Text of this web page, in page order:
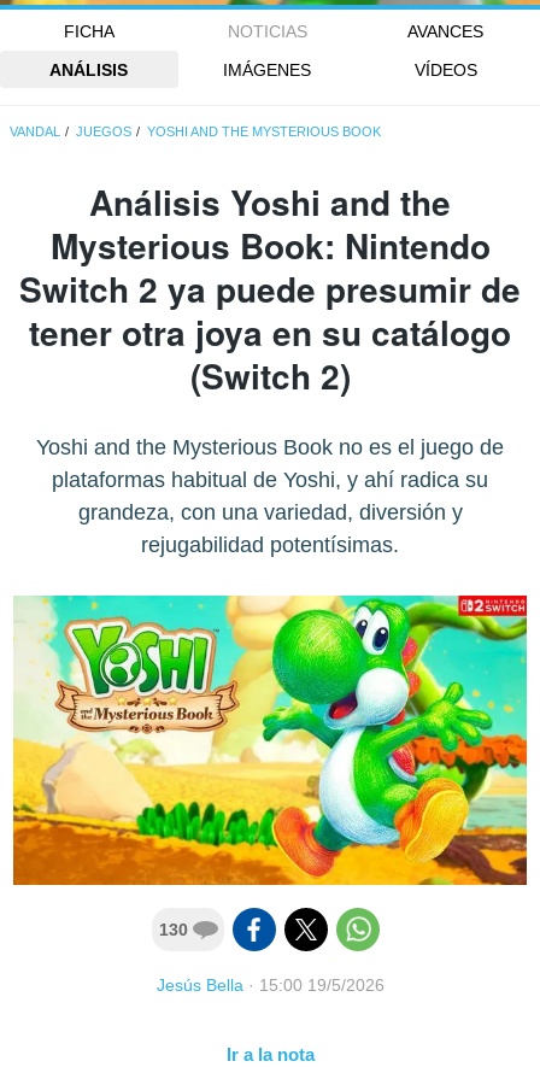
FICHA NOTICIAS
AVANCES
ANÁLISIS
IMÁGENES VÍDEOS
VANDAL JUEGOS YOSHI AND THE MYSTERIOUS BOOK
Análisis Yoshi and the
Mysterious Book: Nintendo
Switch 2 ya puede presumir de
tener otra joya en su catálogo
(Switch 2)
Yoshi and the Mysterious Book no es el juego de
plataformas habitual de Yoshi, y ahí radica su
grandeza, con una variedad, diversión y
rejugabilidad potentísimas.
130
Jesús Bella· 15:00 19/5/2026
Ir a la nota